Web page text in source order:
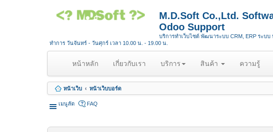
M.D.Soft Co.,Ltd.
Odoo Support
บริการทำเว็บไซต์ พัฒนาระบบ CRM, ERP ระบบ
ทำการ วันจันทร์ - วันศุกร์ เวลา 10.00 น. - 19.00 น.
หน้าหลัก(
u
r
เกี่ยวกับเรา บริการ สินค้า ความรู้
หน้าเว็บ หน้าเว็บบอร์ด
เมนูลัด FAQ